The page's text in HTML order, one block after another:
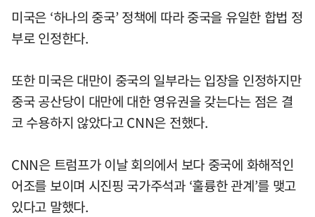
미국은 ‘하나의 중국’ 정책에 따라 중국을 유일한 합법 정
부로 인정한다.
또한 미국은 대만이 중국의 일부라는 입장을 인정하지만
중국 공산당이 대만에 대한 영유권을 갖는다는 점은 결
코 수용하지 않았다고 CNN은 전했다.
CNN은 트럼프가 이날 회의에서 보다 중국에 화해적인
어조를 보이며 시진핑 국가주석과 ‘훌륭한 관계’를 맺고
있다고 말했다.